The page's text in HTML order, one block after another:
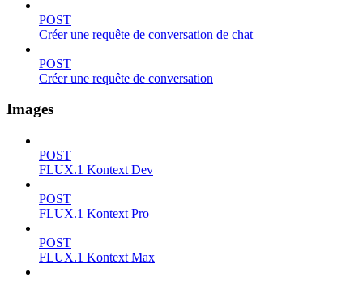
POST
Créer une requête de conversation de chat
POST
Créer une requête de conversation
Images
POST
FLUX.1 Kontext Dev
POST
FLUX.1 Kontext Pro
POST
FLUX.1 Kontext Max